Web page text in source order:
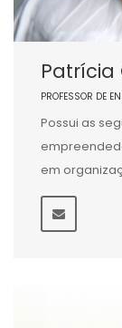
Patrícia
PROFESSOR DE
Possui as
em